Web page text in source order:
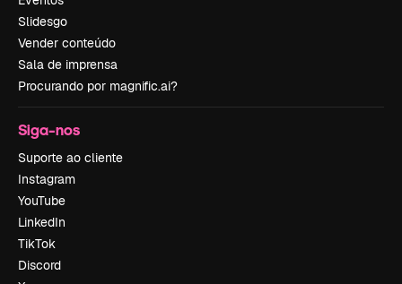
Slidesgo
Vender conteúdo
Sala de imprensa
Procurando por magnific.ai?
Siga-nos
Suporte ao cliente
Instagram
YouTube
LinkedIn
TikTok
Discord